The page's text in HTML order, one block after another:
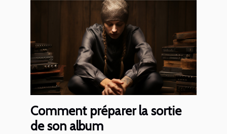
Comment préparer la sortie
de son album